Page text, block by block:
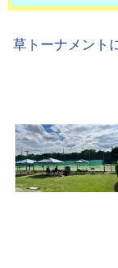
草トーナメント